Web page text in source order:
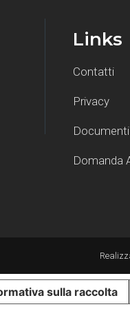
Links
Contatti
Privacy
Domanda
sulla raccolta